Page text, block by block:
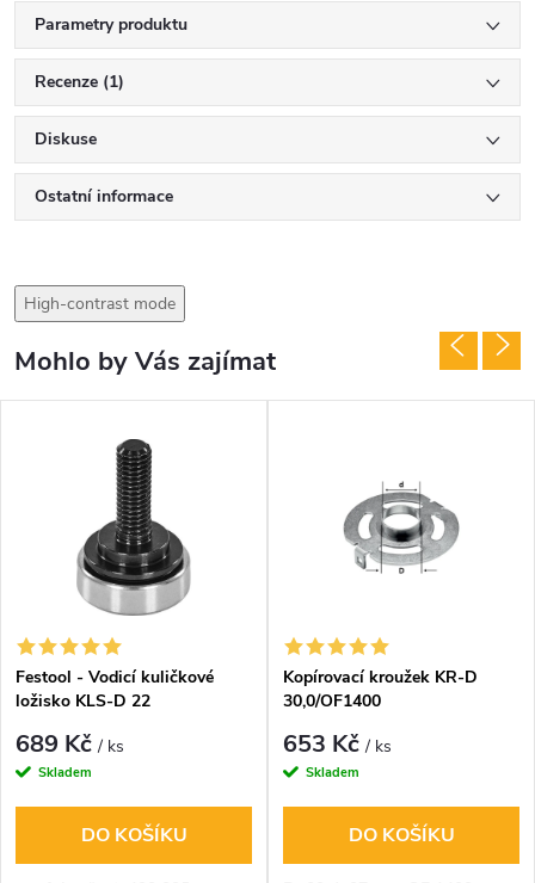
Parametry produktu
Recenze (1)
Diskuse
Ostatní informace
High-contrast mode
Mohlo by Vás zajímat
Festool - Vodicí kuličkové
ložisko KLS-D 22
689 Kč/ ks
Skladem
DO KOŠÍKU
Kopírovací kroužek KR-D
30,0/OF1400
653 Kč/ ks
Skladem
DO KOŠÍKU